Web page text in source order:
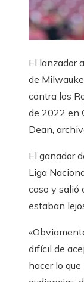
El lanzador
de
contra los
de 2022 en
Dean,
El ganador
Liga
caso y salió
estaban
difícil de
hacer lo